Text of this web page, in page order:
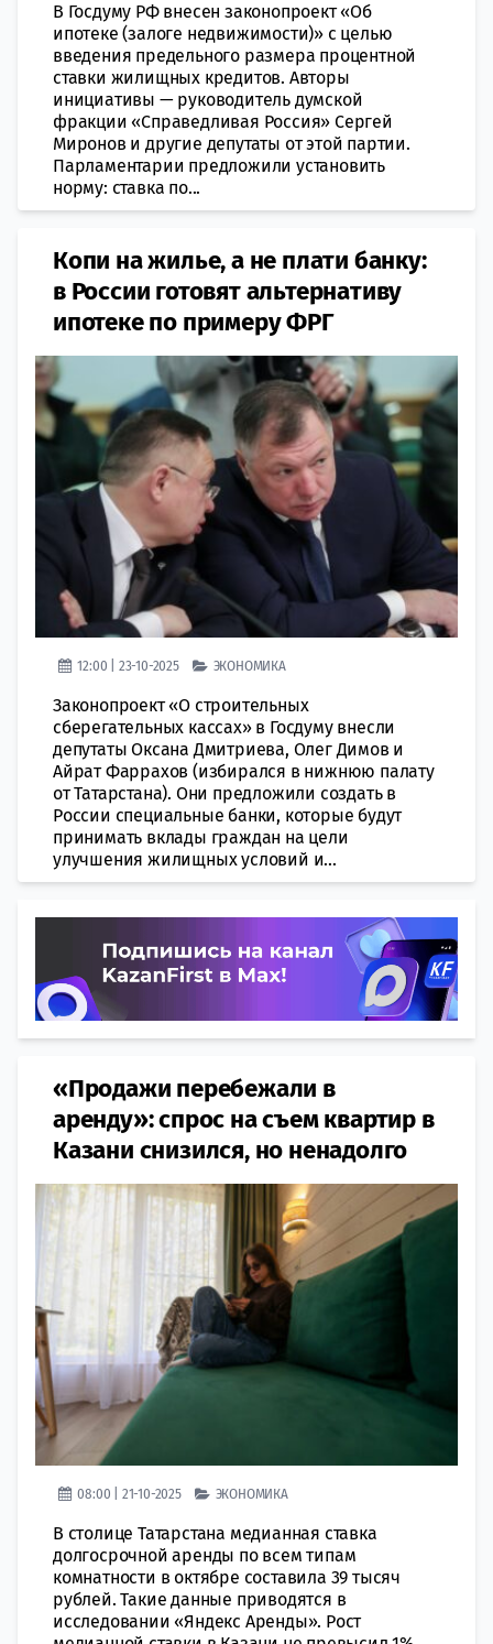
В Госдуму РФ внесен законопроект «Об
ипотеке (залоге недвижимости)» с целью
введения предельного размера процентной
ставки жилищных кредитов. Авторы
инициативы — руководитель думской
фракции «Справедливая Россия» Сергей
Миронов и другие депутаты от этой партии.
Парламентарии предложили установить
норму: ставка по...
Копи на жилье, а не плати банку:
в России готовят альтернативу
ипотеке по примеру ФРГ
12:00 | 23-10-2025 ЭКОНОМИКА
Законопроект «О строительных
сберегательных кассах» в Госдуму внесли
депутаты Оксана Дмитриева, Олег Димов и
Айрат Фаррахов (избирался в нижнюю палату
от Татарстана). Они предложили создать в
России специальные банки, которые будут
принимать вклады граждан на цели
улучшения жилищных условий и...
«Продажи перебежали в
аренду»: спрос на съем квартир в
Казани снизился, но ненадолго
08:00 | 21-10-2025 ЭКОНОМИКА
В столице Татарстана медианная ставка
долгосрочной аренды по всем типам
комнатности в октябре составила 39 тысяч
рублей. Такие данные приводятся в
исследовании «Яндекс Аренды». Рост